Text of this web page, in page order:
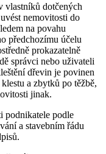
vlastníků dotčených
nemovitosti do
na povahu
předchozímu účelu
prokazatelně
správci nebo uživateli
dřevin je povinen
a zbytků po těžbě,
jinak.
podnikatele podle
a stavebním řádu